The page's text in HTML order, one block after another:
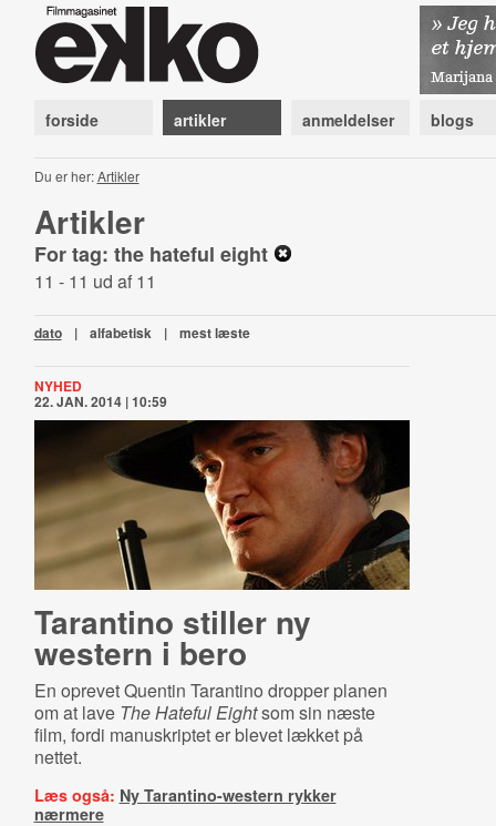
forside artikler anmeldelser blogs
Du er her:Artikler
Artikler
For tag: the hateful eight
11 - 11 ud af 11
dato | alfabetisk | mest læste
NYHED
22. JAN. 2014 | 10:59
Tarantino stiller ny
western i bero
En oprevet Quentin Tarantino dropper planen
om at lave The Hateful Eightsom sin næste
film, fordi manuskriptet er blevet lækket på
nettet.
Læs også: Ny Tarantino-western rykker
nærmere